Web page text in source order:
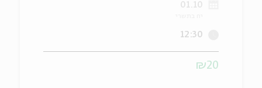
01.10
12:30
₪20